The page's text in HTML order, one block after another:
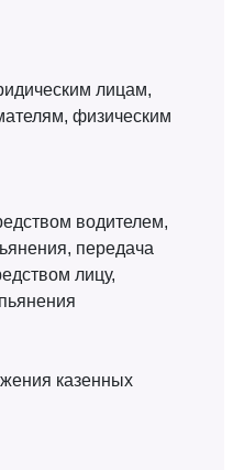
лицам,
физическим
водителем,
передача
лицу,
казенных